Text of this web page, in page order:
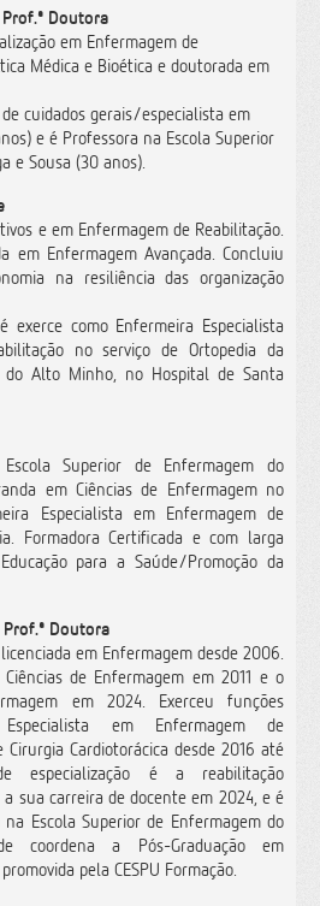
Doutora
em Enfermagem de
Médica e Bioética e doutorada em
cuidados gerais/especialista em
e é Professora na Escola Superior
e Sousa (30 anos).
e em Enfermagem de Reabilitação.
em Enfermagem Avançada. Concluiu
na resiliência das organização
exerce como Enfermeira Especialista
no serviço de Ortopedia da
do Alto Minho, no Hospital de Santa
Superior de Enfermagem do
em Ciências de Enfermagem no
Especialista em Enfermagem de
Formadora Certificada e com larga
para a Saúde/Promoção da
Doutora
em Enfermagem desde 2006.
de Enfermagem em 2011 e o
em 2024. Exerceu funções
em Enfermagem de
Cirurgia Cardiotorácica desde 2016 até
é a reabilitação
sua carreira de docente em 2024, e é
Escola Superior de Enfermagem do
coordena a Pós-Graduação em
pela CESPU Formação.